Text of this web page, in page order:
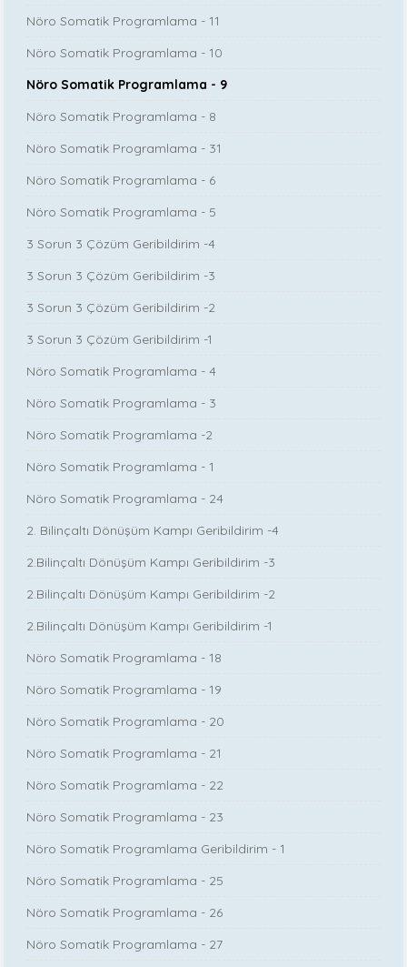
Nöro Somatik Programlama - 11
Nöro Somatik Programlama - 10
Nöro Somatik Programlama - 9
Nöro Somatik Programlama - 8
Nöro Somatik Programlama - 31
Nöro Somatik Programlama - 6
Nöro Somatik Programlama - 5
3 Sorun 3 Çözüm Geribildirim -4
3 Sorun 3 Çözüm Geribildirim -3
3 Sorun 3 Çözüm Geribildirim -2
3 Sorun 3 Çözüm Geribildirim -1
Nöro Somatik Programlama - 4
Nöro Somatik Programlama - 3
Nöro Somatik Programlama -2
Nöro Somatik Programlama - 1
Nöro Somatik Programlama - 24
2. Bilinçaltı Dönüşüm Kampı Geribildirim -4
2.Bilinçaltı Dönüşüm Kampı Geribildirim -3
2.Bilinçaltı Dönüşüm Kampı Geribildirim -2
2.Bilinçaltı Dönüşüm Kampı Geribildirim -1
Nöro Somatik Programlama - 18
Nöro Somatik Programlama - 19
Nöro Somatik Programlama - 20
Nöro Somatik Programlama - 21
Nöro Somatik Programlama - 22
Nöro Somatik Programlama - 23
Nöro Somatik Programlama Geribildirim - 1
Nöro Somatik Programlama - 25
Nöro Somatik Programlama - 26
Nöro Somatik Programlama - 27